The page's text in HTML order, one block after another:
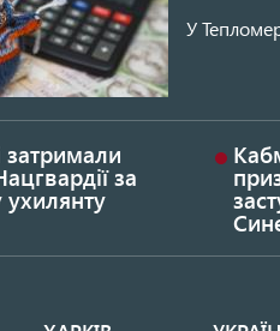
У
затримали
за